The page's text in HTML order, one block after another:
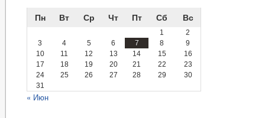
Пн
Вт Ср Чт Пт Сб Вс
1
2
3
4 5 6 7 8
9
10
11 12 13 14 15
16
17
18 19 20 21 22
23
24
25 26 27 28 29
30
31
« Июн